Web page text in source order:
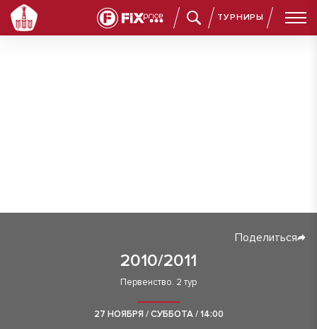
ТУРНИРЫ
2010/2011
Поделиться
Первенство. 2 тур
27 НОЯБРЯ / СУББОТА / 14:00